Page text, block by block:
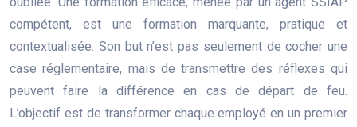
compétent, est une formation marquante, pratique et
contextualisée. Son but n’est pas seulement de cocher une
case réglementaire, mais de transmettre des réflexes qui
peuvent faire la différence en cas de départ de feu.
L’objectif est de transformer chaque employé en un premier